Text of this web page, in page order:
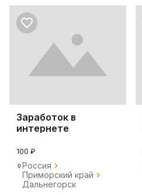
Заработок в
интернете
100 ₽
Россия
Приморский край
Дальнегорск